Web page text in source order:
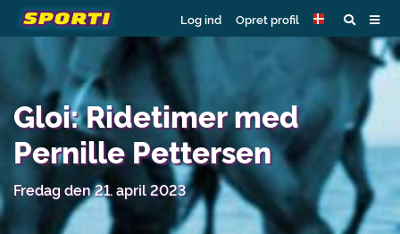
Log ind Opret profil
Gloi: Ridetimer med
Pernille Pettersen
Fredag den 21. april 2023